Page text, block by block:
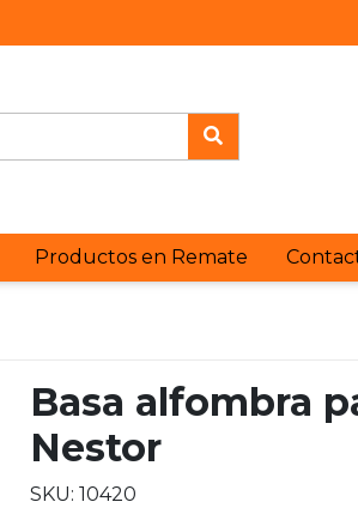
Productos en Remate
Basa alfombra
Nestor
SKU: 10420